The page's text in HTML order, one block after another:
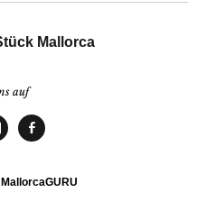
Mallorca
auf
MallorcaGURU